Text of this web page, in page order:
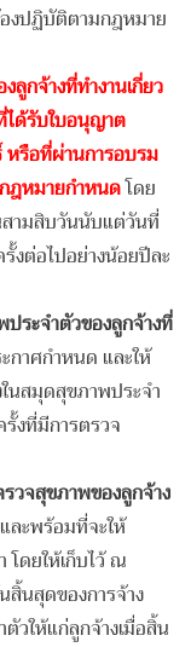
ปฏิบัติตามกฎหมาย
ลูกจ้างที่ทำงานเกี่ยว
ด้รับใบอนุญาต
หรือที่ผ่านการอบรม
ฎหมายกำหนดโดย
สามสิบวันนับแต่วันที่
งต่อไปอย่างน้อยปีละ
ระจำตัวของลูกจ้างที่
าศกำหนด และให้
นสมุดสุขภาพประจำ
งที่มีการตรวจ
วจสุขภาพของลูกจ้าง
ละพร้อมที่จะให้
ดยให้เก็บไว้ ณ
สิ้นสุดของการจ้าง
วให้แก่ลูกจ้างเมื่อสิ้น